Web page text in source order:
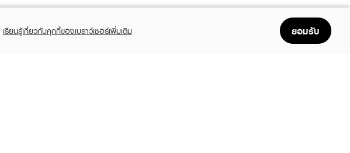
เรียนรู้เกี่ยวกับคุกกี้ของเบราว์เซอร์เพิ่มเติม ยอมรับ